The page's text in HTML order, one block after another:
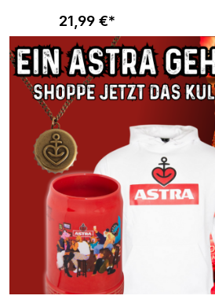
21,99 €*